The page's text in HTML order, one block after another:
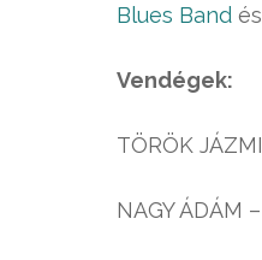
Blues Band
Vendégek:
TÖRÖK
NAGY ÁDÁM